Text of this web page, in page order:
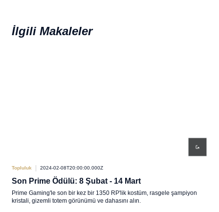
İlgili Makaleler
Topluluk 2024-02-08T20:00:00.000Z
Son Prime Ödülü: 8 Şubat - 14 Mart
Prime Gaming'le son bir kez bir 1350 RP'lik kostüm, rasgele şampiyon
kristali, gizemli totem görünümü ve dahasını alın.